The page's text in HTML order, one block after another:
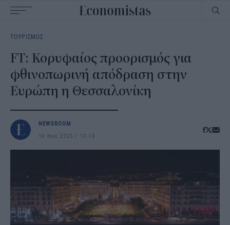
navigation
ΤΟΥΡΙΣΜΟΣ
FT: Κορυφαίος προορισμός για
φθινοπωρινή απόδραση στην
Ευρώπη η Θεσσαλονίκη
NEWSROOM
19 Νοε 2025
13:10